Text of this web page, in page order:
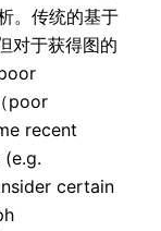
。传统的基于
对于获得图的
poor
recent
certain